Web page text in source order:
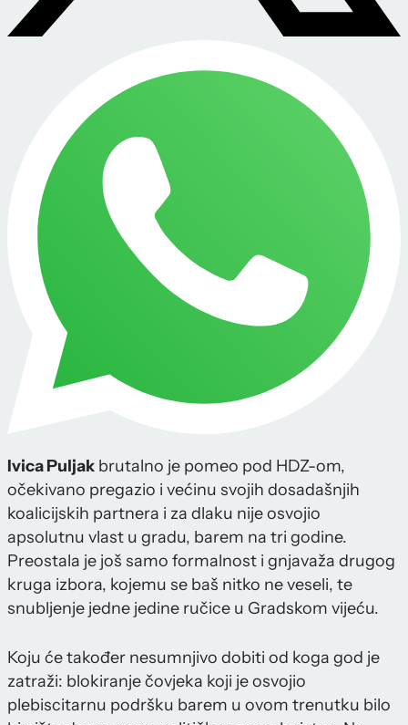
Ivica Puljak brutalno je pomeo pod HDZ-om,
očekivano pregazio i većinu svojih dosadašnjih
koalicijskih partnera i za dlaku nije osvojio
apsolutnu vlast u gradu, barem na tri godine.
Preostala je još samo formalnost i gnjavaža drugog
kruga izbora, kojemu se baš nitko ne veseli, te
snubljenje jedne jedine ručice u Gradskom vijeću.
Koju će također nesumnjivo dobiti od koga god je
zatraži: blokiranje čovjeka koji je osvojio
plebiscitarnu podršku barem u ovom trenutku bilo